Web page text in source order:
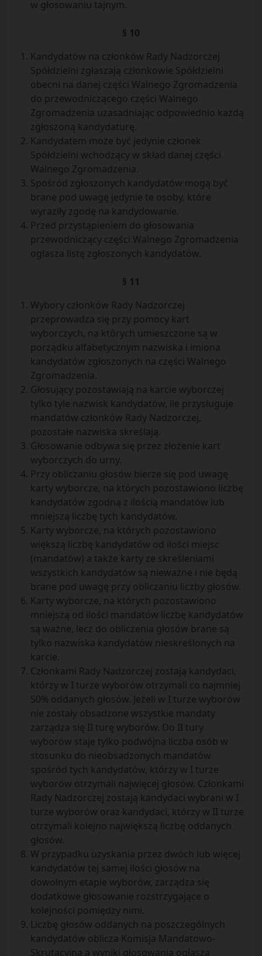
w głosowaniu tajnym.
§ 10
Kandydatów na członków Rady Nadzorczej
Spółdzielni zgłaszają członkowie Spółdzielni
obecni na danej części Walnego Zgromadzenia
do przewodniczącego części Walnego
Zgromadzenia uzasadniając odpowiednio każdą
zgłoszoną kandydaturę.
Kandydatem może być jedynie członek
Spółdzielni wchodzący w skład danej części
Walnego Zgromadzenia.
Spośród zgłoszonych kandydatów mogą być
brane pod uwagę jedynie te osoby, które
wyraziły zgodę na kandydowanie.
Przed przystąpieniem do głosowania
przewodniczący części Walnego Zgromadzenia
ogłasza listę zgłoszonych kandydatów.
§ 11
Wybory członków Rady Nadzorczej
przeprowadza się przy pomocy kart
wyborczych, na których umieszczone są w
porządku alfabetycznym nazwiska i imiona
kandydatów zgłoszonych na części Walnego
Zgromadzenia.
Głosujący pozostawiają na karcie wyborczej
tylko tyle nazwisk kandydatów, ile przysługuje
mandatów członków Rady Nadzorczej,
pozostałe nazwiska skreślają.
Głosowanie odbywa się przez złożenie kart
wyborczych do urny.
Przy obliczaniu głosów bierze się pod uwagę
karty wyborcze, na których pozostawiono liczbę
kandydatów zgodną z ilością mandatów lub
mniejszą liczbę tych kandydatów.
Karty wyborcze, na których pozostawiono
większą liczbę kandydatów od ilości miejsc
(mandatów) a także karty ze skreśleniami
wszystkich kandydatów są nieważne i nie będą
brane pod uwagę przy obliczaniu liczby głosów.
Karty wyborcze, na których pozostawiono
mniejszą od ilości mandatów liczbę kandydatów
są ważne, lecz do obliczenia głosów brane są
tylko nazwiska kandydatów nieskreślonych na
karcie.
Członkami Rady Nadzorczej zostają kandydaci,
którzy w I turze wyborów otrzymali co najmniej
50% oddanych głosów. Jeżeli w I turze wyborów
nie zostały obsadzone wszystkie mandaty
zarządza się II turę wyborów. Do II tury
wyborów staje tylko podwójna liczba osób w
stosunku do nieobsadzonych mandatów
spośród tych kandydatów, którzy w I turze
wyborów otrzymali najwięcej głosów. Członkami
Rady Nadzorczej zostają kandydaci wybrani w I
turze wyborów oraz kandydaci, którzy w II turze
otrzymali kolejno największą liczbę oddanych
głosów.
W przypadku uzyskania przez dwóch lub więcej
kandydatów tej samej ilości głosów na
dowolnym etapie wyborów, zarządza się
dodatkowe głosowanie rozstrzygające o
kolejności pomiędzy nimi.
Liczbę głosów oddanych na poszczególnych
kandydatów oblicza Komisja Mandatowo-
Skrutacyjna a wyniki głosowania ogłasza